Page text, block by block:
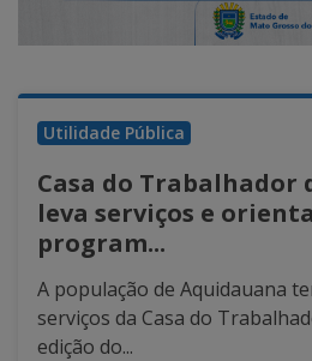
Utilidade Pública
Casa do Trabalhador
leva serviços e
program...
A população de Aquidauana
serviços da Casa do
edição do...